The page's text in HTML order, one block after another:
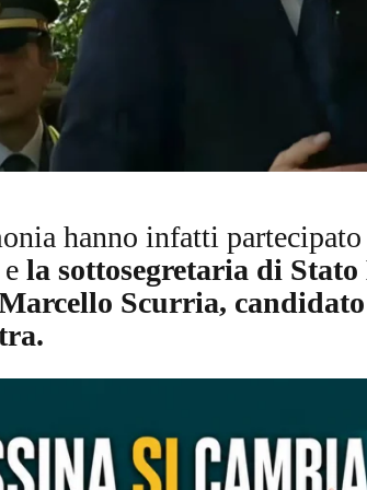
p
t
T
I
R
hanno infatti partecipato
e la sottosegretaria di
Scurria,